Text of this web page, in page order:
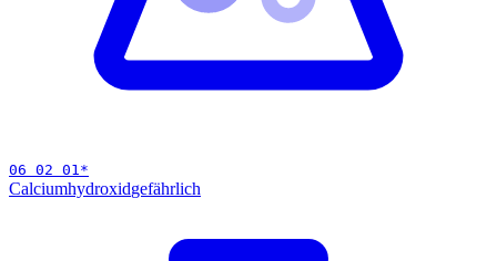
06 02 01*
Calciumhydroxidgefährlich